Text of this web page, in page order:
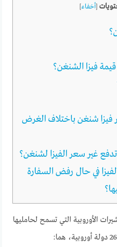
[أخفاء]
فيزا الشنغن؟
شنغن باختلاف الغرض
غير سعر الفيزا لشنغن؟
في حال رفض السفارة
الأوروبية التي تسمح لحامليها